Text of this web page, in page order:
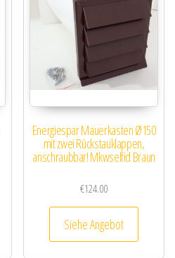
Energiespar Mauerkasten Ø150
mit zwei Rückstauklappen,
anschraubbar! Mkwselfid Braun
€124.00
Siehe Angebot